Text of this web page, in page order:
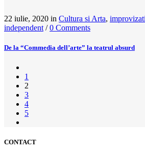
22 iulie, 2020 in Cultura si Arta,
independent /0 Comments
De la “Commedia dell’arte” la teatrul absurd
1
2
3
4
5
CONTACT